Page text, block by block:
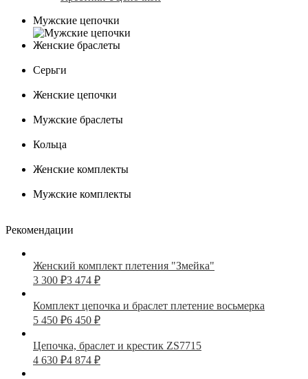
Мужские цепочки
Женские браслеты
Серьги
Женские цепочки
Мужские браслеты
Кольца
Женские комплекты
Мужские комплекты
Рекомендации
Женский комплект плетения "Змейка"
3 300 ₽3 474 ₽
Комплект цепочка и браслет плетение восьмерка
5 450 ₽6 450 ₽
Цепочка, браслет и крестик ZS7715
4 630 ₽4 874 ₽